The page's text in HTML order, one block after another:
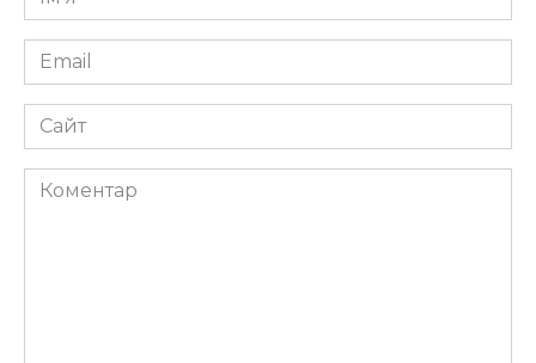
*
Email
*
Сайт
Коментар